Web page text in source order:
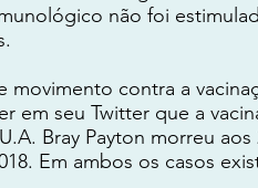
não foi
movimento contra a
em seu Twitter que a
Bray Payton morreu
Em ambos os casos